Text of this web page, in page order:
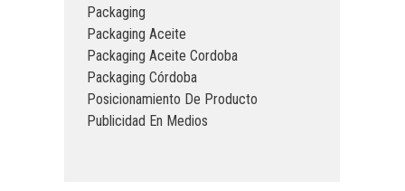
Packaging
Packaging Aceite
Packaging Aceite Cordoba
Packaging Córdoba
Posicionamiento De Producto
Publicidad En Medios